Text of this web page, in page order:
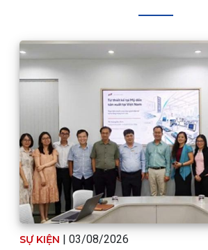
SỰ KIỆN | 03/08/2026